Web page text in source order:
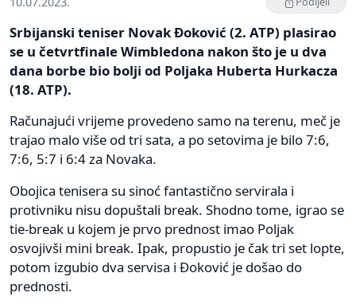
Srbijanski teniser Novak Đoković (2. ATP) plasirao
se u četvrtfinale Wimbledona nakon što je u dva
dana borbe bio bolji od Poljaka Huberta Hurkacza
(18. ATP).
Računajući vrijeme provedeno samo na terenu, meč je
trajao malo više od tri sata, a po setovima je bilo 7:6,
7:6, 5:7 i 6:4 za Novaka.
Obojica tenisera su sinoć fantastično servirala i
protivniku nisu dopuštali break. Shodno tome, igrao se
tie-break u kojem je prvo prednost imao Poljak
osvojivši mini break. Ipak, propustio je čak tri set lopte,
potom izgubio dva servisa i Đoković je došao do
prednosti.